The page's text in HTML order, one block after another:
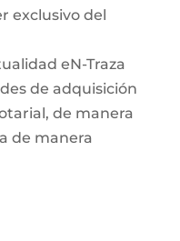
exclusivo del
eN-Traza
de adquisición
de manera
de manera